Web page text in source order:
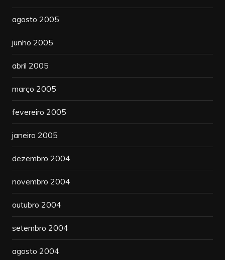
agosto 2005
junho 2005
abril 2005
março 2005
fevereiro 2005
janeiro 2005
dezembro 2004
novembro 2004
outubro 2004
setembro 2004
agosto 2004